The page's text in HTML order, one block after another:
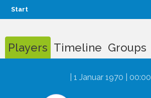
Start
Players Timeline Groups
1 Januar 1970 | 00:00